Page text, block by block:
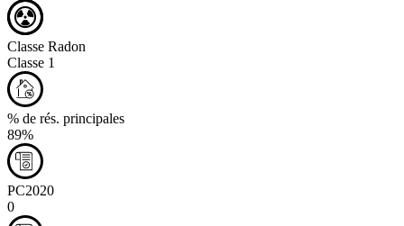
Classe Radon
Classe 1
% de rés. principales
89%
PC2020
0